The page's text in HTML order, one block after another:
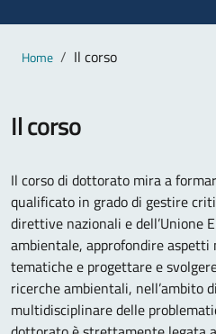
Contenuto
Breadcrumb
Home Il corso
Il corso
Il corso di dottorato mira a
qualificato in grado di gestire
direttive nazionali e dell’Unione
ambientale, approfondire
tematiche e progettare e
ricerche ambientali, nell’ambito
multidisciplinare delle